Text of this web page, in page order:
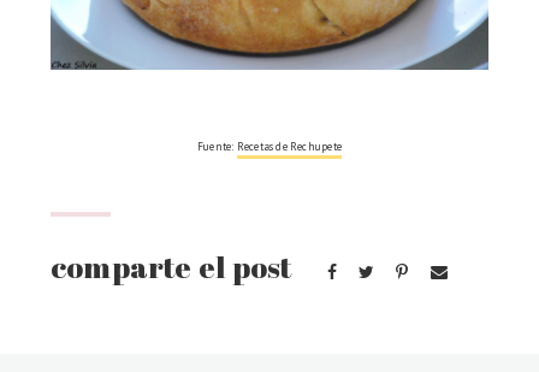
Fuente: Recetas de Rechupete